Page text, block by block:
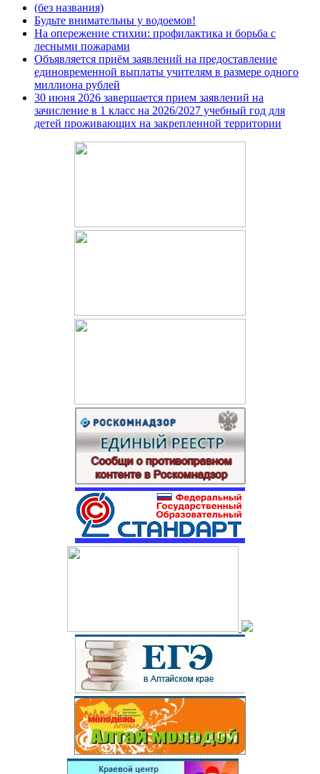
(без названия)
Будьте внимательны у водоемов!
На опережение стихии: профилактика и борьба с
лесными пожарами
Объявляется приём заявлений на предоставление
единовременной выплаты учителям в размере одного
миллиона рублей
30 июня 2026 завершается прием заявлений на
зачисление в 1 класс на 2026/2027 учебный год для
детей проживающих на закрепленной территории